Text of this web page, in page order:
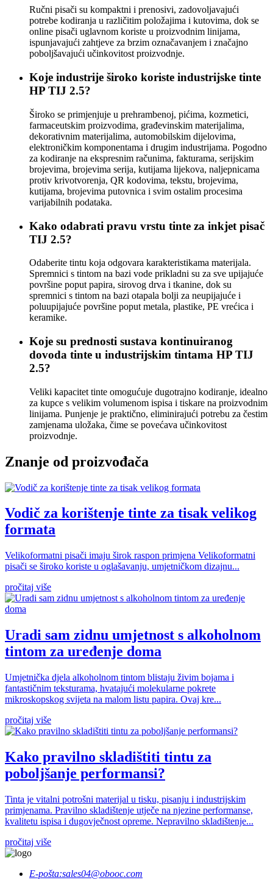
Ručni pisači su kompaktni i prenosivi, zadovoljavajući
potrebe kodiranja u različitim položajima i kutovima, dok se
online pisači uglavnom koriste u proizvodnim linijama,
ispunjavajući zahtjeve za brzim označavanjem i značajno
poboljšavajući učinkovitost proizvodnje.
Koje industrije široko koriste industrijske tinte
HP TIJ 2.5?
Široko se primjenjuje u prehrambenoj, pićima, kozmetici,
farmaceutskim proizvodima, građevinskim materijalima,
dekorativnim materijalima, automobilskim dijelovima,
elektroničkim komponentama i drugim industrijama. Pogodno
za kodiranje na ekspresnim računima, fakturama, serijskim
brojevima, brojevima serija, kutijama lijekova, naljepnicama
protiv krivotvorenja, QR kodovima, tekstu, brojevima,
kutijama, brojevima putovnica i svim ostalim procesima
varijabilnih podataka.
Kako odabrati pravu vrstu tinte za inkjet pisač
TIJ 2.5?
Odaberite tintu koja odgovara karakteristikama materijala.
Spremnici s tintom na bazi vode prikladni su za sve upijajuće
površine poput papira, sirovog drva i tkanine, dok su
spremnici s tintom na bazi otapala bolji za neupijajuće i
poluupijajuće površine poput metala, plastike, PE vrećica i
keramike.
Koje su prednosti sustava kontinuiranog
dovoda tinte u industrijskim tintama HP TIJ
2.5?
Veliki kapacitet tinte omogućuje dugotrajno kodiranje, idealno
za kupce s velikim volumenom ispisa i tiskare na proizvodnim
linijama. Punjenje je praktično, eliminirajući potrebu za čestim
zamjenama uložaka, čime se povećava učinkovitost
proizvodnje.
Znanje od proizvođača
Vodič za korištenje tinte za tisak velikog
formata
Velikoformatni pisači imaju širok raspon primjena Velikoformatni
pisači se široko koriste u oglašavanju, umjetničkom dizajnu...
pročitaj više
Uradi sam zidnu umjetnost s alkoholnom
tintom za uređenje doma
Umjetnička djela alkoholnom tintom blistaju živim bojama i
fantastičnim teksturama, hvatajući molekularne pokrete
mikroskopskog svijeta na malom listu papira. Ovaj kre...
pročitaj više
Kako pravilno skladištiti tintu za
poboljšanje performansi?
Tinta je vitalni potrošni materijal u tisku, pisanju i industrijskim
primjenama. Pravilno skladištenje utječe na njezine performanse,
kvalitetu ispisa i dugovječnost opreme. Nepravilno skladištenje...
pročitaj više
E-pošta:sales04@obooc.com